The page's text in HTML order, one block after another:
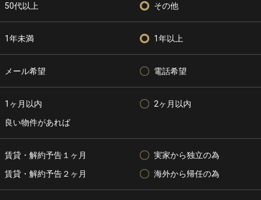
50代以上
その他
1年未満 1年以上
メール希望 電話希望
1ヶ月以内 2ヶ月以内
良い物件があれば
賃貸・解約予告１ヶ月 実家から独立の為
賃貸・解約予告２ヶ月
海外から帰任の為